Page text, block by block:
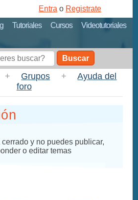
Tutoriales Cursos
Videotutoriales
Entra o Registrate
Buscar
+ Grupos +
Ayuda del
foro
cerrado y no puedes publicar,
o editar temas